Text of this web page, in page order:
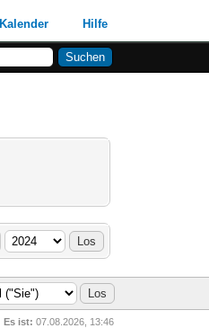
Kalender Hilfe
Es ist: 07.08.2026, 13:46